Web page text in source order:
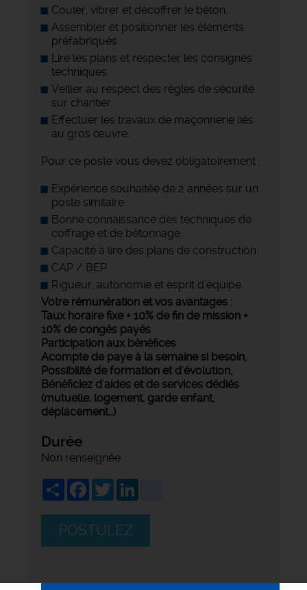
Couler, vibrer et décoffrer le béton.
Assembler et positionner les éléments
préfabriqués.
Lire les plans et respecter les consignes
techniques.
Veiller au respect des règles de sécurité
sur chantier.
Effectuer les travaux de maçonnerie liés
au gros œuvre.
Pour ce poste vous devez obligatoirement :
Expérience souhaitée de 2 années sur un
poste similaire.
Bonne connaissance des techniques de
coffrage et de bétonnage.
Capacité à lire des plans de construction.
CAP / BEP
Rigueur, autonomie et esprit d'équipe.
Votre rémunération et vos avantages :
Taux horaire fixe + 10% de fin de mission +
10% de congés payés
Participation aux bénéfices
Acompte de paye à la semaine si besoin,
Possibilité de formation et d'évolution,
Bénéficiez d'aides et de services dédiés
(mutuelle, logement, garde enfant,
déplacement…)
Durée
Non renseignée
ShareFacebook
Twitter
POSTULEZ